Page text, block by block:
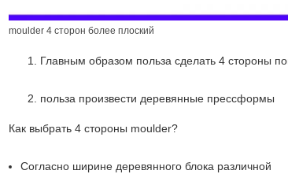
moulder 4 сторон более плоский
Главным образом польза сделать 4 стороны
польза произвести деревянные прессформы
Как выбрать 4 стороны moulder?
Согласно ширине деревянного блока различной